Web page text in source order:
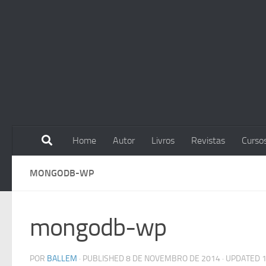
Home Autor Livros Revistas
MONGODB-WP
mongodb-wp
POR BALLEM · PUBLISHED 8 DE NOVEMBRO DE 2014 · UPDATED